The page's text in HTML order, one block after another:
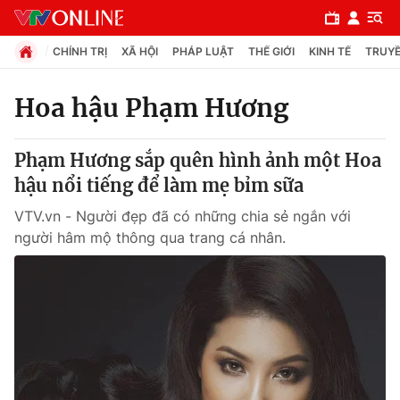
Chuyên mục
Chính trị
Xã hội
Thế giới
CHÍNH TRỊ XÃ HỘI PHÁP LUẬT THẾ GIỚI KINH TẾ
Hoa hậu Phạm Hương
Phạm Hương sắp quên hình ảnh một Hoa
hậu nổi tiếng để làm mẹ bỉm sữa
VTV.vn - Người đẹp đã có những chia sẻ ngắn với
người hâm mộ thông qua trang cá nhân.